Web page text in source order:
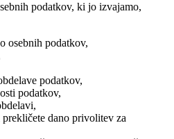
podatkov, ki jo izvajamo,
osebnih podatkov,
podatkov,
podatkov,
dano privolitev za